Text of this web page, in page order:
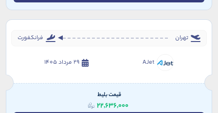
تهران فرانکفورت
AJet 29 مرداد 1405
قیمت بلیط
22,636,000